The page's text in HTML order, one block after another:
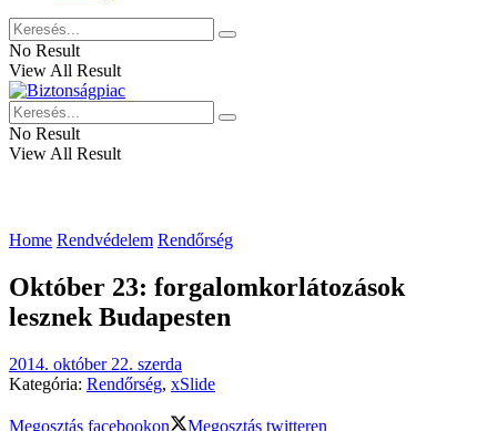
No Result
View All Result
No Result
View All Result
Home Rendvédelem Rendőrség
Október 23: forgalomkorlátozások
lesznek Budapesten
2014. október 22. szerda
Kategória: Rendőrség, xSlide
Megosztás facebookon Megosztás twitteren